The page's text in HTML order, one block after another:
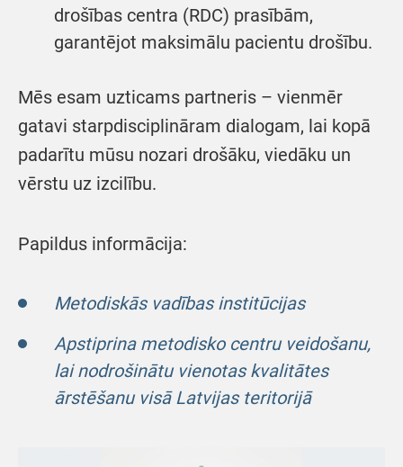
drošības centra (RDC) prasībām,
garantējot maksimālu pacientu drošību.
Mēs esam uzticams partneris – vienmēr
gatavi starpdisciplināram dialogam, lai kopā
padarītu mūsu nozari drošāku, viedāku un
vērstu uz izcilību.
Papildus informācija:
Metodiskās vadības institūcijas
Apstiprina metodisko centru veidošanu,
lai nodrošinātu vienotas kvalitātes
ārstēšanu visā Latvijas teritorijā